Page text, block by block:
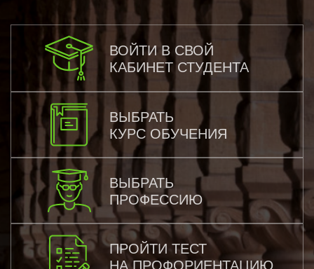
ВОЙТИ В СВОЙ
КАБИНЕТ СТУДЕНТА
ВЫБРАТЬ
КУРС ОБУЧЕНИЯ
ВЫБРАТЬ
ПРОФЕССИЮ
ПРОЙТИ ТЕСТ
НА ПРОФОРИЕНТАЦИЮ